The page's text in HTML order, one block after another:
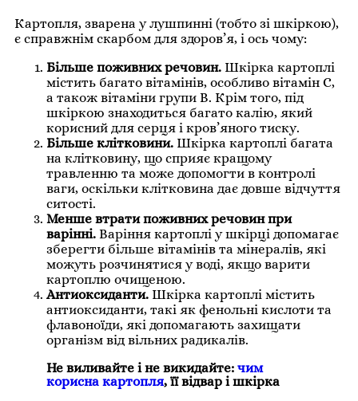
Картопля, зварена у лушпинні (тобто зі шкіркою),
є справжнім скарбом для здоров’я, і ось чому:
Більше поживних речовин. Шкірка картоплі
містить багато вітамінів, особливо вітамін С,
а також вітаміни групи В. Крім того, під
шкіркою знаходиться багато калію, який
корисний для серця і кров’яного тиску.
Більше клітковини. Шкірка картоплі багата
на клітковину, що сприяє кращому
травленню та може допомогти в контролі
ваги, оскільки клітковина дає довше відчуття
ситості.
Менше втрати поживних речовин при
варінні. Варіння картоплі у шкірці допомагає
зберегти більше вітамінів та мінералів, які
можуть розчинятися у воді, якщо варити
картоплю очищеною.
Антиоксиданти. Шкірка картоплі містить
антиоксиданти, такі як фенольні кислоти та
флавоноїди, які допомагають захищати
організм від вільних радикалів.
Не виливайте і не викидайте: чим
корисна картопля, її відвар і шкірка